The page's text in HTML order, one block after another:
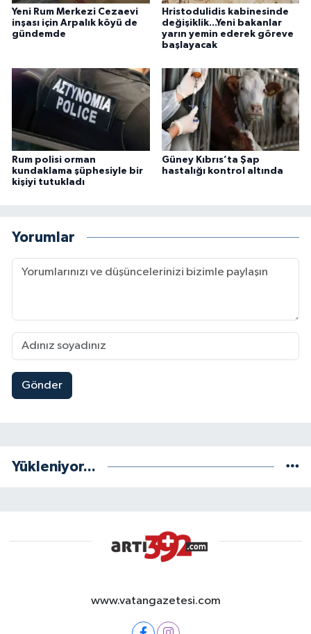
Yeni Rum Merkezi Cezaevi
inşası için Arpalık köyü de
gündemde
Hristodulidis kabinesinde
değişiklik...Yeni bakanlar
yarın yemin ederek göreve
başlayacak
Rum polisi orman
kundaklama şüphesiyle bir
kişiyi tutukladı
Güney Kıbrıs’ta Şap
hastalığı kontrol altında
Yorumlar
Gönder
Yükleniyor...
www.vatangazetesi.com